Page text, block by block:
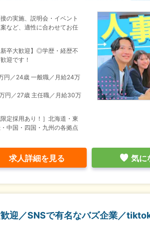
の実施、説明会・イベント
など、適性に合わせてお任
新卒大歓迎】◎学歴・経歴不
迎です！
円／24歳 一般職／月給24万
円／27歳 主任職／月給30万
定採用あり！］北海道・東
中国・四国・九州の各拠点
求人詳細を見る 気に
歓迎／SNSで有名なバズ企業／